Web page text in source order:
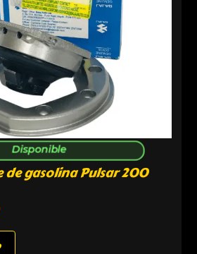
Disponible
de gasolina Pulsar 200